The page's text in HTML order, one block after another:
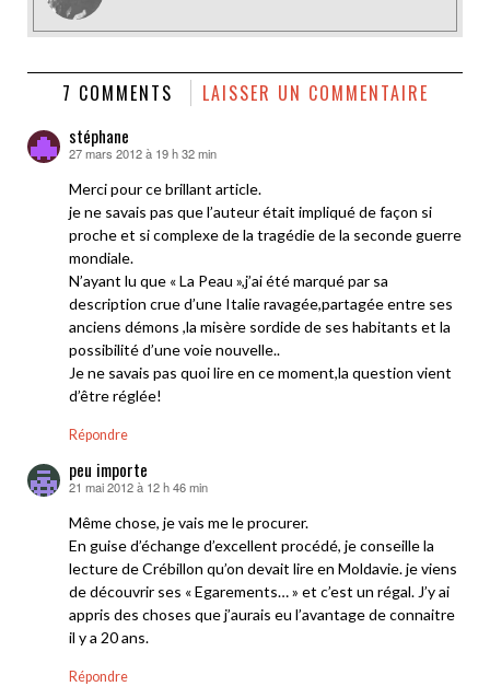
7 COMMENTS LAISSER UN COMMENTAIRE
stéphane
dit :
27 mars 2012 à 19 h 32 min
Merci pour ce brillant article.
je ne savais pas que l’auteur était impliqué de façon si
proche et si complexe de la tragédie de la seconde guerre
mondiale.
N’ayant lu que « La Peau »,j’ai été marqué par sa
description crue d’une Italie ravagée,partagée entre ses
anciens démons ,la misère sordide de ses habitants et la
possibilité d’une voie nouvelle..
Je ne savais pas quoi lire en ce moment,la question vient
d’être réglée!
Répondre
peu importe
dit :
21 mai 2012 à 12 h 46 min
Même chose, je vais me le procurer.
En guise d’échange d’excellent procédé, je conseille la
lecture de Crébillon qu’on devait lire en Moldavie. je viens
de découvrir ses « Egarements… » et c’est un régal. J’y ai
appris des choses que j’aurais eu l’avantage de connaitre
il y a 20 ans.
Répondre